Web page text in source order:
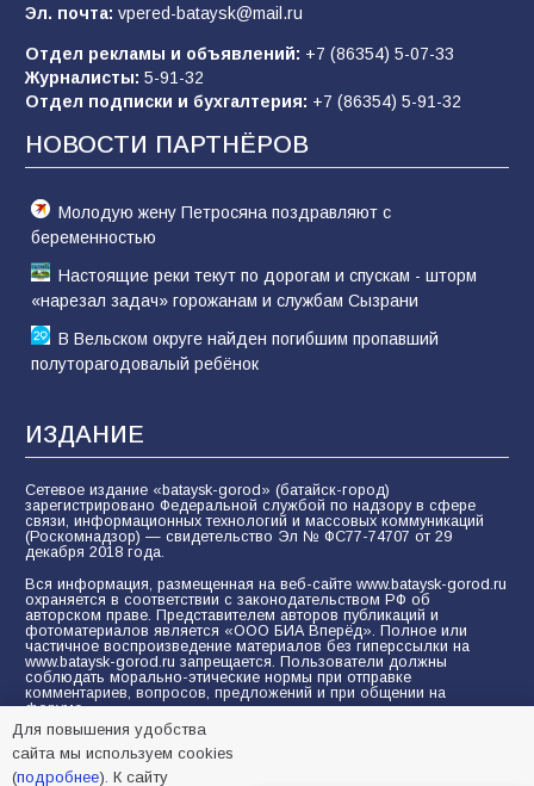
83 02.08.2026
Батайчане вышли в финал Всероссийского
конкурса «Большая перемена»
61 04.08.2026
Эл. почта: vpered-bataysk@mail.ru
Отдел рекламы и объявлений: +7 (86354) 5-07-33
Журналисты: 5-91-32
Отдел подписки и бухгалтерия: +7 (86354) 5-91-32
НОВОСТИ ПАРТНЁРОВ
Молодую жену Петросяна поздравляют с
беременностью
Настоящие реки текут по дорогам и спускам - шторм
«нарезал задач» горожанам и службам Сызрани
В Вельском округе найден погибшим пропавший
полуторагодовалый ребёнок
ИЗДАНИЕ
Сетевое издание «bataysk-gorod» (батайск-город)
зарегистрировано Федеральной службой по надзору в сфере
связи, информационных технологий и массовых коммуникаций
(Роскомнадзор) — свидетельство Эл № ФС77-74707 от 29
декабря 2018 года.
Вся информация, размещенная на веб-сайте www.bataysk-gorod.ru
охраняется в соответствии с законодательством РФ об
авторском праве. Представителем авторов публикаций и
фотоматериалов является «ООО БИА Вперёд». Полное или
частичное воспроизведение материалов без гиперссылки на
www.bataysk-gorod.ru запрещается. Пользователи должны
соблюдать морально-этические нормы при отправке
комментариев, вопросов, предложений и при общении на
форуме.
Политика конфиденциальности и защиты информации
Согласие на обработку персональных данных с помощью
Для повышения удобства
сайта мы используем cookies
(подробнее). К сайту